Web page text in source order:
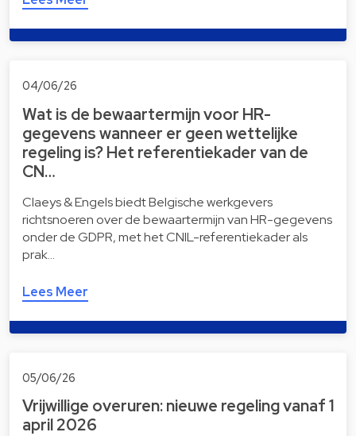
04/06/26
Wat is de bewaartermijn voor HR-
gegevens wanneer er geen wettelijke
regeling is? Het referentiekader van de
CN…
Claeys & Engels biedt Belgische werkgevers
richtsnoeren over de bewaartermijn van HR-gegevens
onder de GDPR, met het CNIL-referentiekader als
prak…
Lees Meer
05/06/26
Vrijwillige overuren: nieuwe regeling vanaf 1
april 2026